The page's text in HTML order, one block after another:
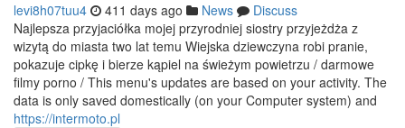
levi8h07tuu4 411 days ago News
Discuss
Najlepsza przyjaciółka mojej przyrodniej siostry przyjeżdża z
wizytą do miasta two lat temu Wiejska dziewczyna robi pranie,
pokazuje cipkę i bierze kąpiel na świeżym powietrzu / darmowe
filmy porno / This menu's updates are based on your activity. The
data is only saved domestically (on your Computer system) and
https://intermoto.pl